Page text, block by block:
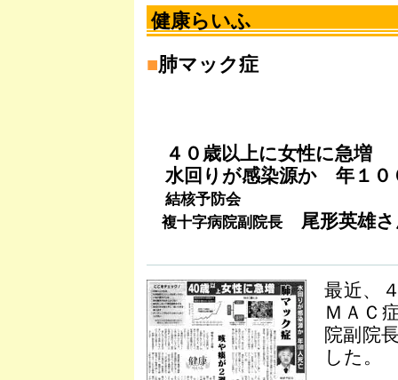
健康らいふ
■肺マック症
４０歳以上に女性に急増
水回りが感染源か 年１０
結核予防会
複十字病院副院長 尾形英雄
最近、
ＭＡＣ
院副院
した。